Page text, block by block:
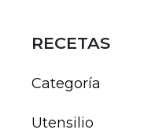
RECETAS
Categoría
Utensilio